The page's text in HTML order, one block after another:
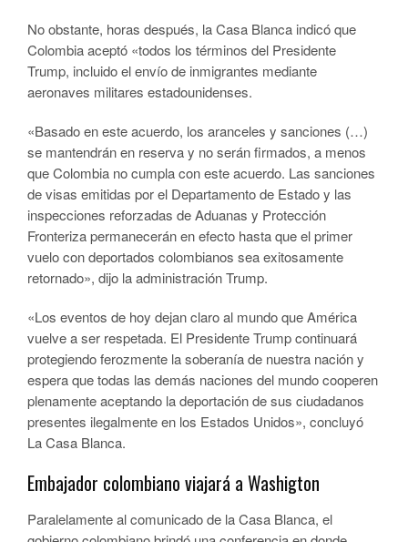
No obstante, horas después, la Casa Blanca indicó que
Colombia aceptó «todos los términos del Presidente
Trump, incluido el envío de inmigrantes mediante
aeronaves militares estadounidenses.
«Basado en este acuerdo, los aranceles y sanciones (…)
se mantendrán en reserva y no serán firmados, a menos
que Colombia no cumpla con este acuerdo. Las sanciones
de visas emitidas por el Departamento de Estado y las
inspecciones reforzadas de Aduanas y Protección
Fronteriza permanecerán en efecto hasta que el primer
vuelo con deportados colombianos sea exitosamente
retornado», dijo la administración Trump.
«Los eventos de hoy dejan claro al mundo que América
vuelve a ser respetada. El Presidente Trump continuará
protegiendo ferozmente la soberanía de nuestra nación y
espera que todas las demás naciones del mundo cooperen
plenamente aceptando la deportación de sus ciudadanos
presentes ilegalmente en los Estados Unidos», concluyó
La Casa Blanca.
Embajador colombiano viajará a Washigton
Paralelamente al comunicado de la Casa Blanca, el